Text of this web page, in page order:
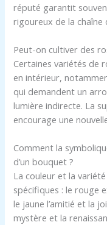
réputé garantit
rigoureux de la chaîne
Peut-on cultiver des
Certaines variétés de
en intérieur,
qui demandent un
lumière indirecte. La
encourage une
Comment la
d’un bouquet ?
La couleur et la
spécifiques : le rouge
le jaune l’amitié et la
mystère et la